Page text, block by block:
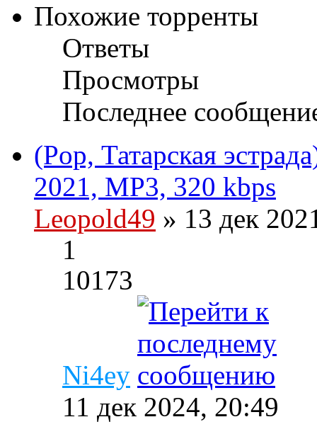
Похожие торренты
Ответы
Просмотры
Последнее
(Pop, Татарская
2021, MP3, 320 kbps
Leopold49 » 13 дек
1
10173
Ni4ey
11 дек 2024, 20:49